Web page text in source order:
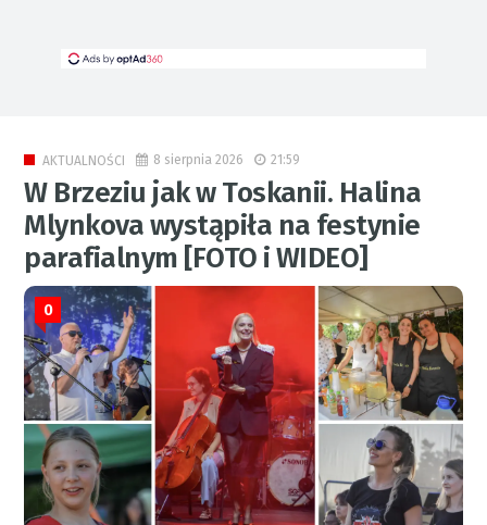
AKTUALNOŚCI 8 sierpnia 2026 21:59
W Brzeziu jak w Toskanii. Halina
Mlynkova wystąpiła na festynie
parafialnym [FOTO i WIDEO]
0